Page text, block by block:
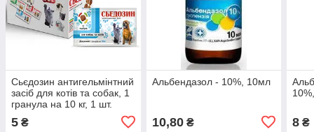
Сьєдозин антигельмінтний
засіб для котів та собак, 1
гранула на 10 кг, 1 шт.
5 ₴
Альбендазол - 10%, 10мл
10,80₴ 8 ₴